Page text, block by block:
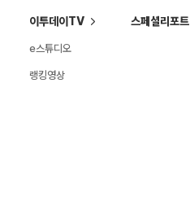
이투데이TV
e스튜디오
랭킹영상
스페셜리포트